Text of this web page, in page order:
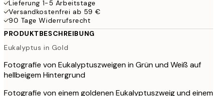
Lieferung 1-5 Arbeitstage
Versandkostenfrei ab 59 €
90 Tage Widerrufsrecht
PRODUKTBESCHREIBUNG
Eukalyptus in Gold
Fotografie von Eukalyptuszweigen in Grün und Weiß auf
hellbeigem Hintergrund
Fotografie von einem goldenen Eukalyptuszweig und einem